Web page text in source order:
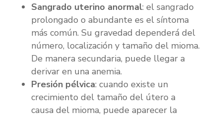
Sangrado uterino anormal: el sangrado
prolongado o abundante es el síntoma
más común. Su gravedad dependerá del
número, localización y tamaño del mioma.
De manera secundaria, puede llegar a
derivar en una anemia.
Presión pélvica: cuando existe un
crecimiento del tamaño del útero a
causa del mioma, puede aparecer la